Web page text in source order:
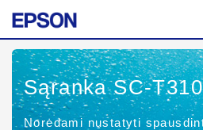
Sąranka SC-
Norėdami nustatyti